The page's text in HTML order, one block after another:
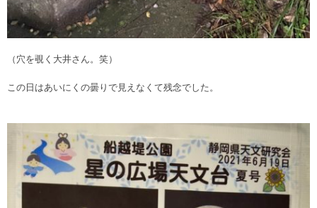
（穴を覗く大井さん。笑）
この日はあいにくの曇りで見えなくて残念でした。